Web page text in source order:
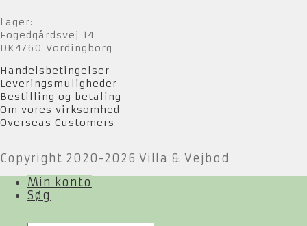
Lager:
Fogedgårdsvej 14
DK4760 Vordingborg
Handelsbetingelser
Leveringsmuligheder
Bestilling og betaling
Om vores virksomhed
Overseas Customers
Copyright 2020-2026 Villa & Vejbod
Min konto
Søg